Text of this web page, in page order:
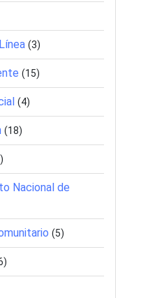
(3)
(15)
(4)
(18)
Nacional de
(5)